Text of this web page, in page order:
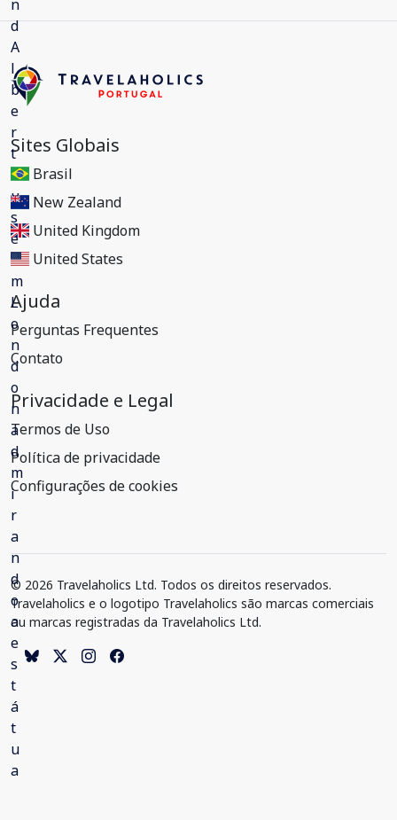
Sites Globais
Brasil
New Zealand
United Kingdom
United States
Ajuda
Perguntas Frequentes
Contato
Privacidade e Legal
Termos de Uso
Política de privacidade
Configurações de cookies
© 2026 Travelaholics Ltd. Todos os direitos reservados.
Travelaholics e o logotipo Travelaholics são marcas comerciais
ou marcas registradas da Travelaholics Ltd.